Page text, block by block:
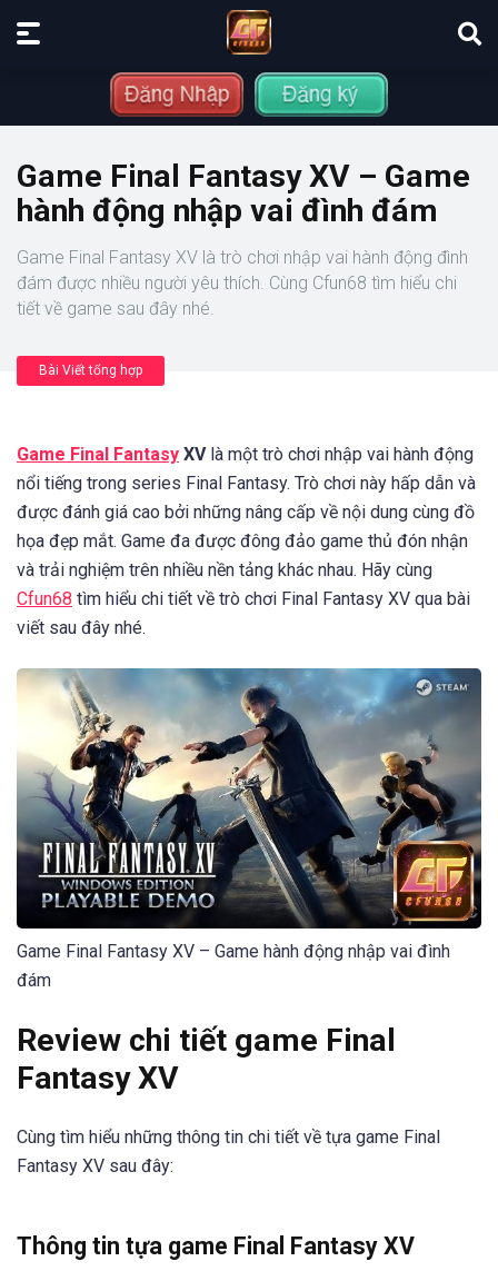
Game Final Fantasy XV – Game
hành động nhập vai đình đám
Game Final Fantasy XV là trò chơi nhập vai hành động đình
đám được nhiều người yêu thích. Cùng Cfun68 tìm hiểu chi
tiết về game sau đây nhé.
Bài Viết tổng hợp
Game Final Fantasy XVlà một trò chơi nhập vai hành động
nổi tiếng trong series Final Fantasy. Trò chơi này hấp dẫn và
được đánh giá cao bởi những nâng cấp về nội dung cùng đồ
họa đẹp mắt. Game đa được đông đảo game thủ đón nhận
và trải nghiệm trên nhiều nền tảng khác nhau. Hãy cùng
Cfun68 tìm hiểu chi tiết về trò chơi Final Fantasy XV qua bài
viết sau đây nhé.
Game Final Fantasy XV – Game hành động nhập vai đình
đám
Review chi tiết game Final
Fantasy XV
Cùng tìm hiểu những thông tin chi tiết về tựa game Final
Fantasy XV sau đây:
Thông tin tựa game Final Fantasy XV